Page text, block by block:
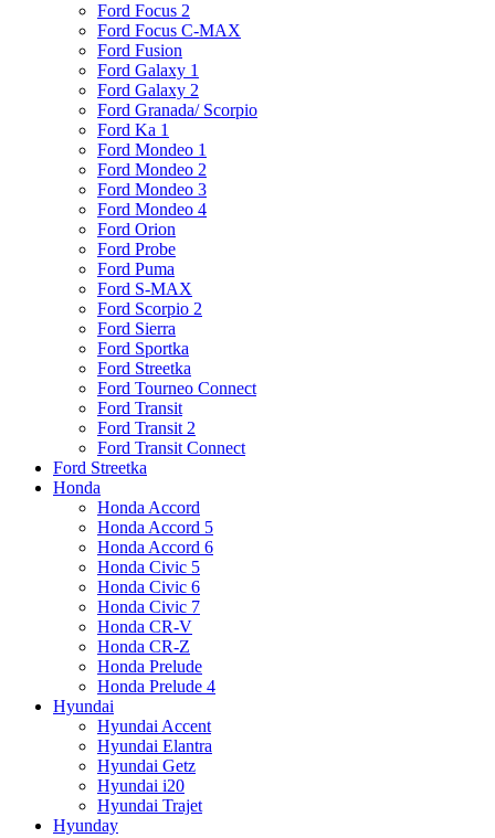
Ford Focus 2
Ford Focus C-MAX
Ford Fusion
Ford Galaxy 1
Ford Galaxy 2
Ford Granada/ Scorpio
Ford Ka 1
Ford Mondeo 1
Ford Mondeo 2
Ford Mondeo 3
Ford Mondeo 4
Ford Orion
Ford Probe
Ford Puma
Ford S-MAX
Ford Scorpio 2
Ford Sierra
Ford Sportka
Ford Streetka
Ford Tourneo Connect
Ford Transit
Ford Transit 2
Ford Transit Connect
Ford Streetka
Honda
Honda Accord
Honda Accord 5
Honda Accord 6
Honda Civic 5
Honda Civic 6
Honda Civic 7
Honda CR-V
Honda CR-Z
Honda Prelude
Honda Prelude 4
Hyundai
Hyundai Accent
Hyundai Elantra
Hyundai Getz
Hyundai i20
Hyundai Trajet
Hyunday